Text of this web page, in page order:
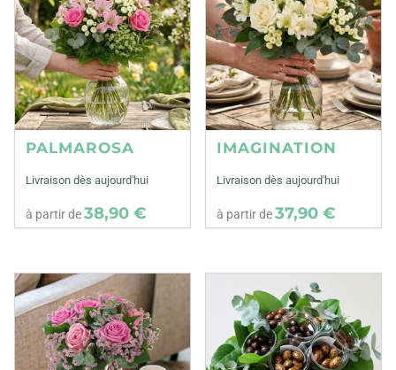
PALMAROSA
Livraison dès aujourd'hui
à partir de38,90 €
IMAGINATION
Livraison dès aujourd'hui
à partir de37,90 €